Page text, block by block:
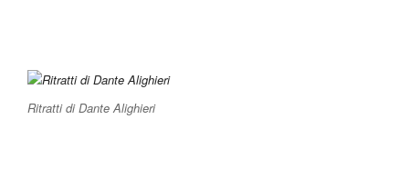
Ritratti di Dante Alighieri